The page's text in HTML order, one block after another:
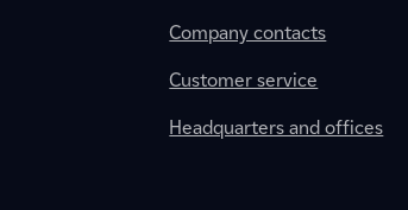
Company contacts
Customer service
Headquarters and offices